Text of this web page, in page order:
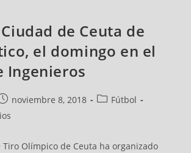
de Ceuta de
el domingo en el
Ingenieros
noviembre 8, 2018
Fútbol
Tiro Olímpico de Ceuta ha organizado